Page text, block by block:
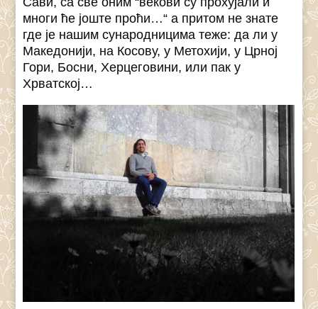
многи ће јоште проћи…“ а притом не знате
где је нашим сународницима теже: да ли у
Македонији, на Косову, у Метохији, у Црној
Гори, Босни, Херцеговини, или пак у
Хрватској…